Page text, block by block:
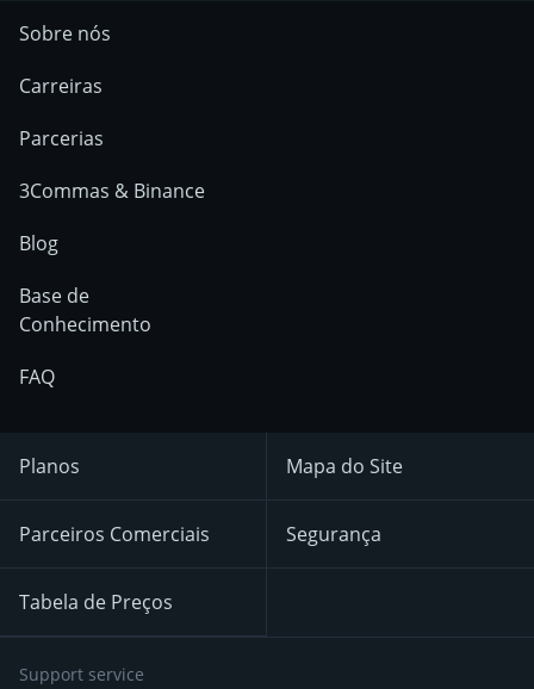
Sobre nós
Carreiras
Parcerias
3Commas & Binance
Blog
Base de
Conhecimento
FAQ
Planos
Parceiros Comerciais
Tabela de Preços
Mapa do Site
Segurança
Support service